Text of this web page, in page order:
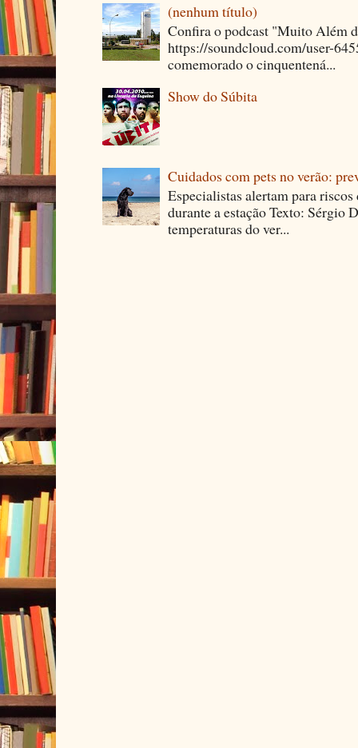
(nenhum título)
Confira o podcast "Muito Além
https://soundcloud.com/user-
comemorado o cinquentená...
Show do Súbita
Cuidados com pets no verão:
Especialistas alertam para
durante a estação Texto: Sérgio
temperaturas do ver...